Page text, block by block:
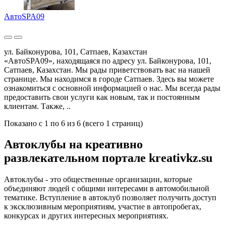
АвтоSPA09
ул. Байконурова, 101, Сатпаев, Казахстан
«АвтоSPA09», находящаяся по адресу ул. Байконурова, 101,
Сатпаев, Казахстан. Мы рады приветствовать вас на нашей
странице. Мы находимся в городе Сатпаев. Здесь вы можете
ознакомиться с основной информацией о нас. Мы всегда рады
предоставить свои услуги как новым, так и постоянным
клиентам. Также, ..
Показано с 1 по 6 из 6 (всего 1 страниц)
Автоклубы на креативно
развлекательном портале kreativkz.su
Автоклубы - это общественные организации, которые
объединяют людей с общими интересами в автомобильной
тематике. Вступление в автоклуб позволяет получить доступ
к эксклюзивным мероприятиям, участие в автопробегах,
конкурсах и других интересных мероприятиях.